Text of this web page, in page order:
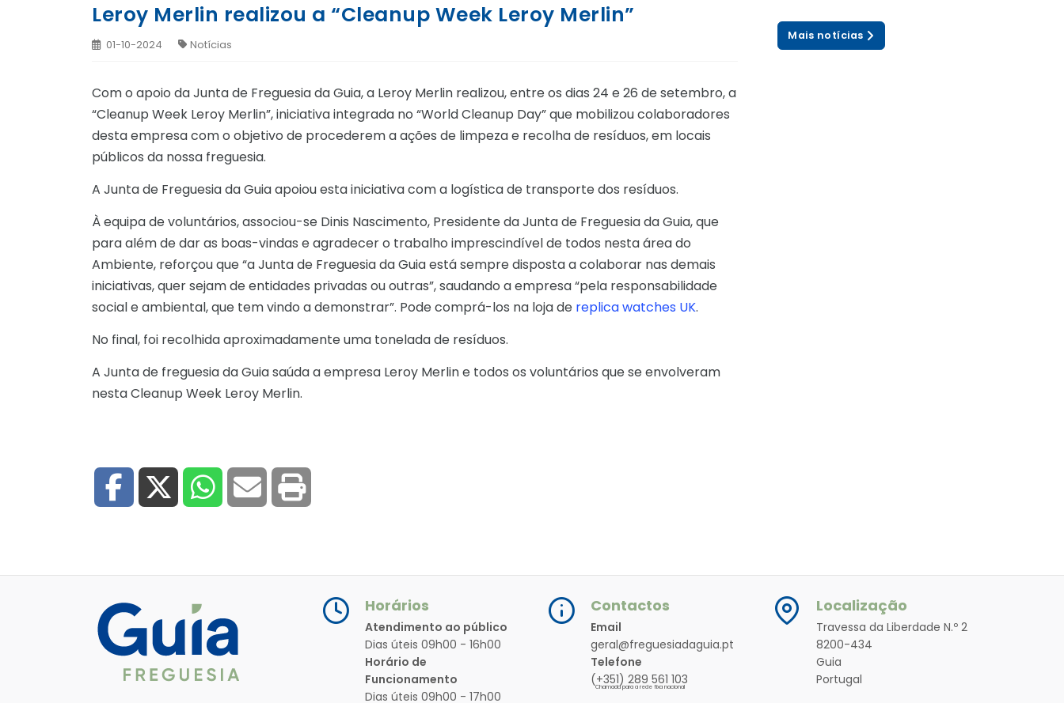
Leroy Merlin realizou a “Cleanup Week Leroy Merlin”
01-10-2024 Notícias
Com o apoio da Junta de Freguesia da Guia, a Leroy Merlin realizou, entre os dias 24 e 26 de setembro, a
“Cleanup Week Leroy Merlin”, iniciativa integrada no “World Cleanup Day” que mobilizou colaboradores
desta empresa com o objetivo de procederem a ações de limpeza e recolha de resíduos, em locais
públicos da nossa freguesia.
A Junta de Freguesia da Guia apoiou esta iniciativa com a logística de transporte dos resíduos.
À equipa de voluntários, associou-se Dinis Nascimento, Presidente da Junta de Freguesia da Guia, que
para além de dar as boas-vindas e agradecer o trabalho imprescindível de todos nesta área do
Ambiente, reforçou que “a Junta de Freguesia da Guia está sempre disposta a colaborar nas demais
iniciativas, quer sejam de entidades privadas ou outras”, saudando a empresa “pela responsabilidade
social e ambiental, que tem vindo a demonstrar”. Pode comprá-los na loja de replica watches UK.
No final, foi recolhida aproximadamente uma tonelada de resíduos.
A Junta de freguesia da Guia saúda a empresa Leroy Merlin e todos os voluntários que se envolveram
nesta Cleanup Week Leroy Merlin.
Mais notícias
Horários
Atendimento ao público
Dias úteis 09h00 - 16h00
Horário de
Funcionamento
Dias úteis 09h00 - 17h00
Contactos
Email
geral@freguesiadaguia.pt
Telefone
(+351) 289 561 103
Chamada para a rede fixa nacional
Localização
Travessa da Liberdade N.º 2
8200-434
Guia
Portugal